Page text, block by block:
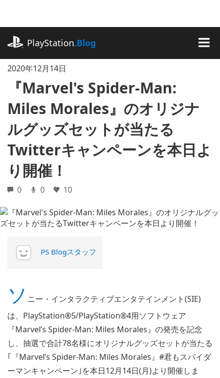
に
ッ
PlayStation.Blog
2020年12月14日
『Marvel's Spider-Man:
Miles Morales』のオリジナ
ルグッズセットが当たる
Twitterキャンペーンを本日よ
り開催！
0 0 10
PS Blogスタッフ
ソ ニー・インタラクティブエンタテインメント(SIE)
は、PlayStation®5/PlayStation®4用ソフトウェア
『Marvel’s Spider-Man: Miles Morales』の発売を記念
し、抽選で合計78名様にオリジナルグッズセットが当たる
｢『Marvel’s Spider-Man: Miles Morales』#君もスパイダ
ーマンキャンペーン｣を本日12月14日(月)より開催しま